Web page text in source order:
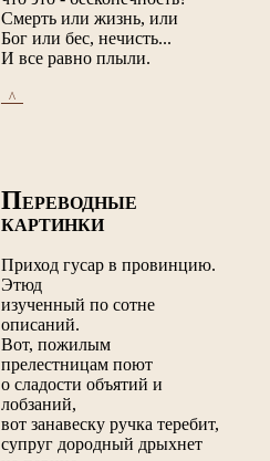
Смерть или жизнь, или
Бог или бес, нечисть...
И все равно плыли.
_^_
ПЕРЕВОДНЫЕ
КАРТИНКИ
Приход гусар в провинцию.
Этюд
изученный по сотне
описаний.
Вот, пожилым
прелестницам поют
о сладости объятий и
лобзаний,
вот занавеску ручка теребит,
супруг дородный дрыхнет